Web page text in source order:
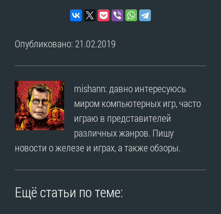
Опубликовано: 21.02.2019
mishann: давно интересуюсь
миром компьютерных игр, часто
играю в представителей
различных жанров. Пишу
новости о железе и играх, а также обзоры.
Ещё статьи по теме: